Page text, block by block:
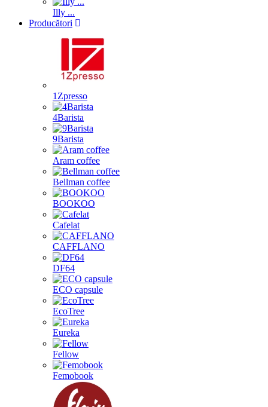
Illy ...
Producători
1Zpresso
4Barista
9Barista
Aram coffee
Bellman coffee
BOOKOO
Cafelat
CAFFLANO
DF64
ECO capsule
EcoTree
Eureka
Fellow
Femobook